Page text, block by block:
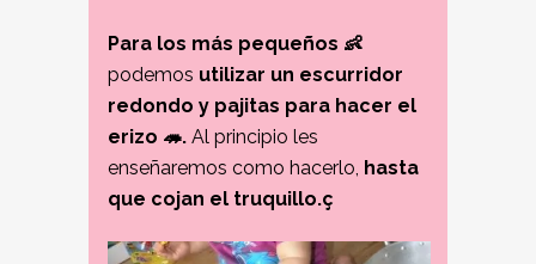
Para los más pequeños 👶
podemos utilizar un escurridor
redondo y pajitas para hacer el
erizo 🦔. Al principio les
enseñaremos como hacerlo, hasta
que cojan el truquillo.ç